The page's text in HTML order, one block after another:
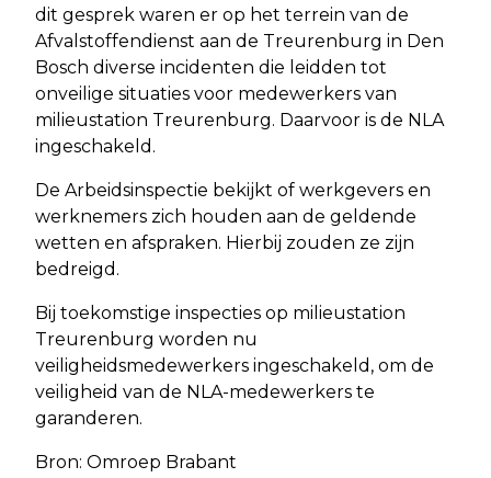
dit gesprek waren er op het terrein van de
Afvalstoffendienst aan de Treurenburg in Den
Bosch diverse incidenten die leidden tot
onveilige situaties voor medewerkers van
milieustation Treurenburg. Daarvoor is de NLA
ingeschakeld.
De Arbeidsinspectie bekijkt of werkgevers en
werknemers zich houden aan de geldende
wetten en afspraken. Hierbij zouden ze zijn
bedreigd.
Bij toekomstige inspecties op milieustation
Treurenburg worden nu
veiligheidsmedewerkers ingeschakeld, om de
veiligheid van de NLA-medewerkers te
garanderen.
Bron: Omroep Brabant